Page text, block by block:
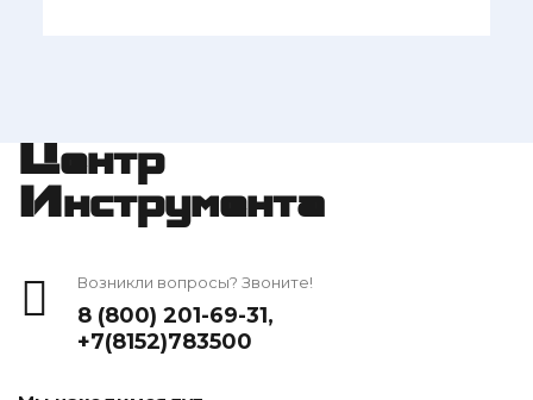
Центр
Инструмента
Возникли вопросы? Звоните!
8 (800) 201-69-31,
+7(8152)783500